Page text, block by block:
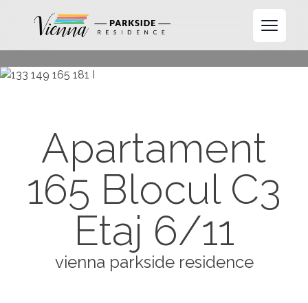
Open
Apartament
165 Blocul C3
Etaj 6/11
vienna parkside residence